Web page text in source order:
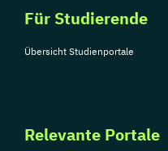
Für Studierende
Übersicht Studienportale
Relevante Portale